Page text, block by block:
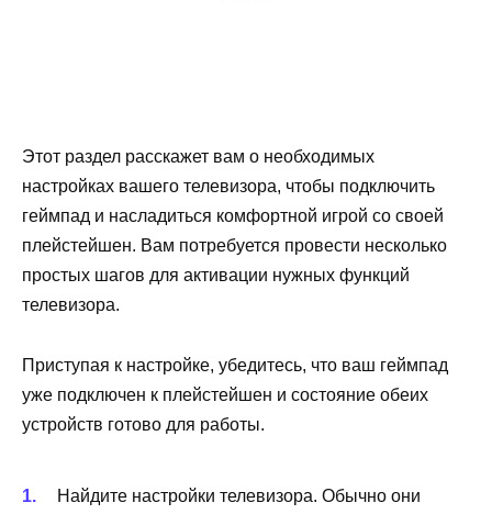
Этот раздел расскажет вам о необходимых
настройках вашего телевизора, чтобы подключить
геймпад и насладиться комфортной игрой со своей
плейстейшен. Вам потребуется провести несколько
простых шагов для активации нужных функций
телевизора.
Приступая к настройке, убедитесь, что ваш геймпад
уже подключен к плейстейшен и состояние обеих
устройств готово для работы.
Найдите настройки телевизора. Обычно они